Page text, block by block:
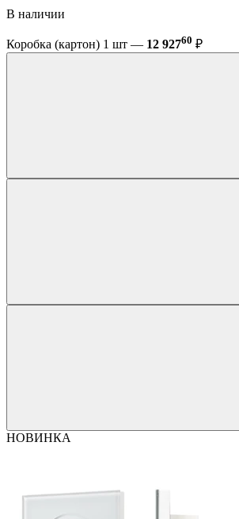
В наличии
Коробка (картон) 1 шт — 12 92760 ₽
НОВИНКА